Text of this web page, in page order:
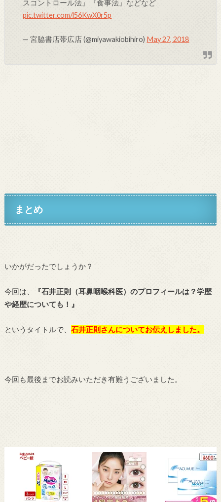
スコントロール法』『食事法』などなど
pic.twitter.com/l56KwX0r5p
— 宮脇書店帯広店 (@miyawakiobihiro) May 27, 2018
まとめ
いかがだったでしょうか？
今回は、
『石井正則（耳鼻咽喉科医）のプロフィールは？学歴
や経歴についても！』
というタイトルで、 石井正則さんについてお伝えしました。
今回も最後までお読みいただき有難うございました。